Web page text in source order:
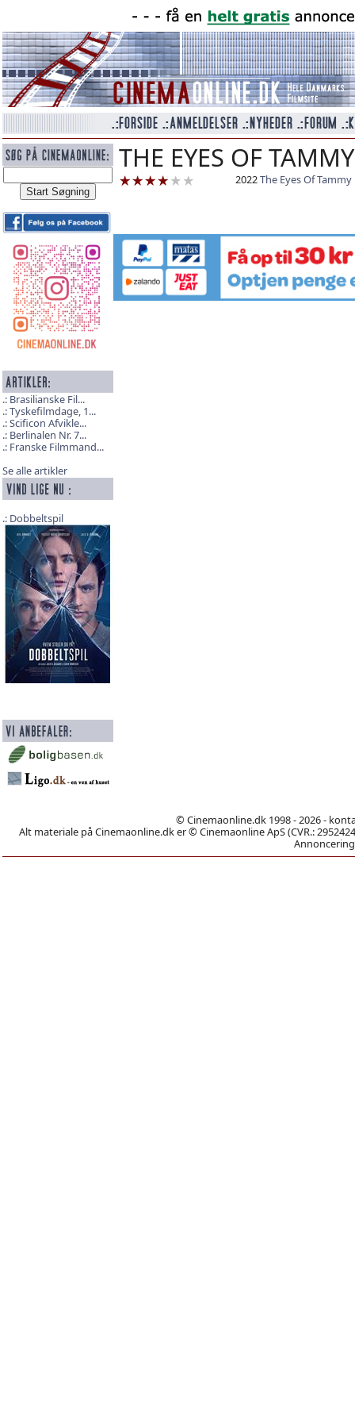
Brasilianske Fil...
Tyskefilmdage, 1...
Scificon Afvikle...
Berlinalen Nr. 7...
Franske Filmmand...
Se alle artikler
Dobbeltspil
THE EYES OF
2022The Eyes Of
© Cinemaonline.dk 1998 - 2026 -
Alt materiale på Cinemaonline.dk er © Cinemaonline ApS (CVR.: